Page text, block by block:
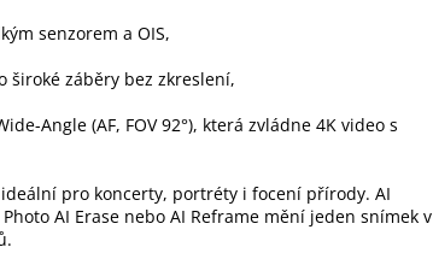
senzorem a OIS,
široké záběry bez zkreslení,
Angle (AF, FOV 92°), která zvládne 4K video s
pro koncerty, portréty i focení přírody. AI
AI Erase nebo AI Reframe mění jeden snímek v